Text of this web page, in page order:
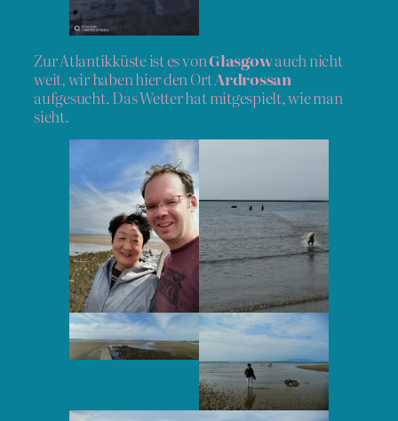
Zur Atlantikküste ist es vonGlasgowauch nicht
weit, wir haben hier den OrtArdrossan
aufgesucht. Das Wetter hat mitgespielt, wie man
sieht.